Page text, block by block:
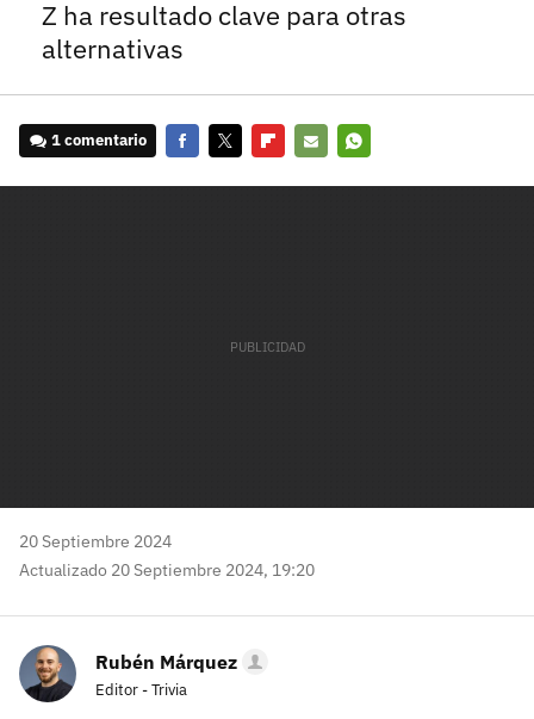
Z ha resultado clave para otras
alternativas
1 comentario
20 Septiembre 2024
Actualizado 20 Septiembre 2024, 19:20
Rubén Márquez
Editor - Trivia